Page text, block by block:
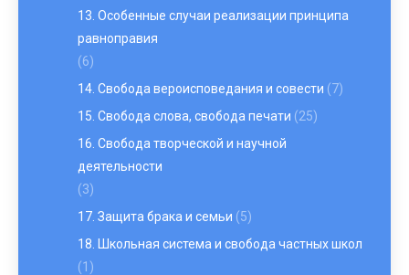
13. Особенные случаи реализации принципа
равноправия
(6)
14. Свобода вероисповедания и совести (7)
15. Свобода слова, свобода печати (25)
16. Свобода творческой и научной
деятельности
(3)
17. Защита брака и семьи (5)
18. Школьная система и свобода частных школ
(1)